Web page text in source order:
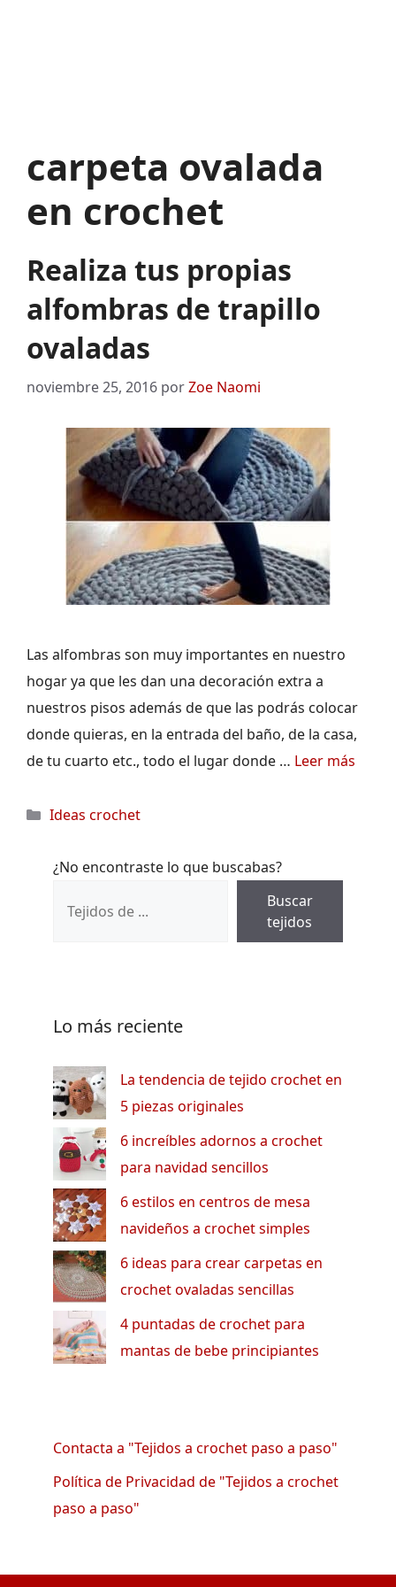
carpeta ovalada
en crochet
Realiza tus propias
alfombras de trapillo
ovaladas
noviembre 25, 2016 porZoe Naomi
Las alfombras son muy importantes en nuestro
hogar ya que les dan una decoración extra a
nuestros pisos además de que las podrás colocar
donde quieras, en la entrada del baño, de la casa,
de tu cuarto etc., todo el lugar donde … Leer más
Categorías
Ideas crochet
¿No encontraste lo que buscabas?
Buscar
tejidos
Lo más reciente
La tendencia de tejido crochet en
5 piezas originales
6 increíbles adornos a crochet
para navidad sencillos
6 estilos en centros de mesa
navideños a crochet simples
6 ideas para crear carpetas en
crochet ovaladas sencillas
4 puntadas de crochet para
mantas de bebe principiantes
Contacta a "Tejidos a crochet paso a paso"
Política de Privacidad de "Tejidos a crochet
paso a paso"